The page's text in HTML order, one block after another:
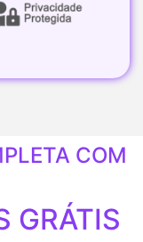
COM
GRÁTIS